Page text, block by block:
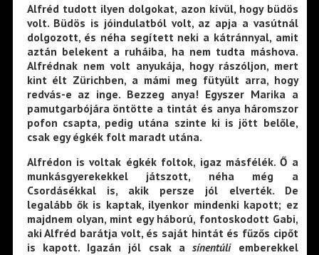
Alfréd tudott ilyen dolgokat, azon kívül, hogy büdös
volt. Büdös is jóindulatból volt, az apja a vasútnál
dolgozott, és néha segített neki a kátránnyal, amit
aztán belekent a ruháiba, ha nem tudta máshova.
Alfrédnak nem volt anyukája, hogy rászóljon, mert
kint élt Zürichben, a mámi meg fütyült arra, hogy
redvás-e az inge. Bezzeg anya! Egyszer Marika a
pamutgarbójára öntötte a tintát és anya háromszor
pofon csapta, pedig utána szinte ki is jött belőle,
csak egy égkék folt maradt utána.
Alfrédon is voltak égkék foltok, igaz másfélék. Ő a
munkásgyerekekkel játszott, néha még a
Csordásékkal is, akik persze jól elverték. De
legalább ők is kaptak, ilyenkor mindenki kapott; ez
majdnem olyan, mint egy háború, fontoskodott Gabi,
aki Alfréd barátja volt, és saját hintát és fűzős cipőt
is kapott. Igazán jól csak asínentúliemberekkel